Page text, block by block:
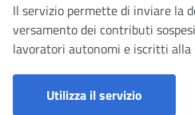
Il servizio permette di inviare la
versamento dei contributi
lavoratori autonomi e iscritti alla
Utilizza il servizio